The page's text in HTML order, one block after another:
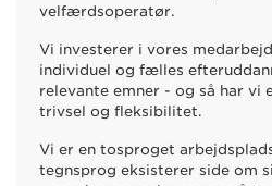
velfærdsoperatør.
Vi investerer i vores
individuel og fælles
relevante emner - og så har vi
trivsel og fleksibilitet.
Vi er en tosproget
tegnsprog eksisterer side om